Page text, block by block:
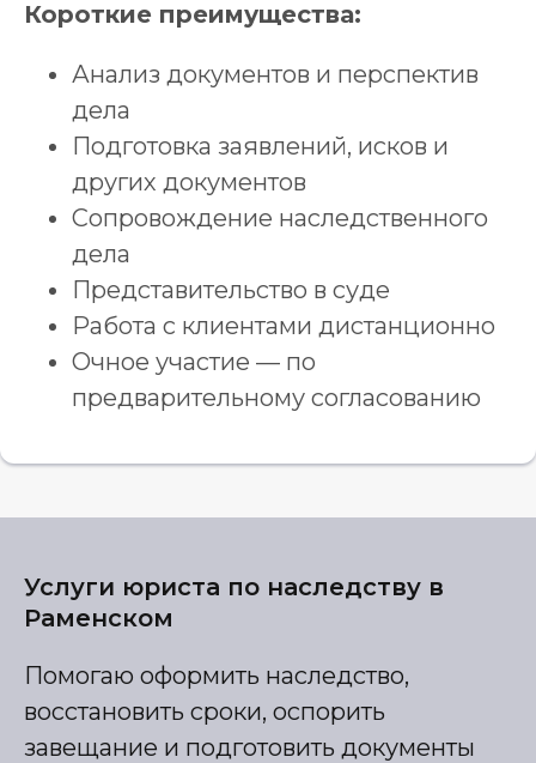
Короткие преимущества:
Анализ документов и перспектив
дела
Подготовка заявлений, исков и
других документов
Сопровождение наследственного
дела
Представительство в суде
Работа с клиентами дистанционно
Очное участие — по
предварительному согласованию
Услуги юриста по наследству в
Раменском
Помогаю оформить наследство,
восстановить сроки, оспорить
завещание и подготовить документы